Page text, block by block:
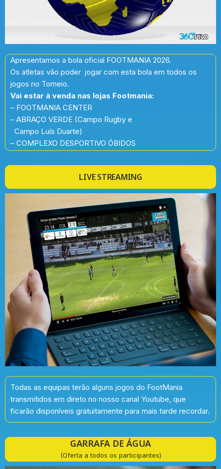
Apresentamos a bola oficial FOOTMANIA 2026.
Os atletas vão poder jogar com esta bola em todos os
jogos no Torneio.
Vai estar à venda nas lojas Footmania:
– FOOTMANIA CENTER
– ABRAÇO VERDE (Campo Rugby e
Campo Luís Duarte)
– COMPLEXO DESPORTIVO ÓBIDOS
LIVE STREAMING
Todas as equipas terão alguns jogos do FootMania
transmitidos em direto no nosso canal Youtube, que
ficarão disponíveis gratuitamente para mais tarde recordar.
GARRAFA DE ÁGUA
(Oferta a todos os participantes)